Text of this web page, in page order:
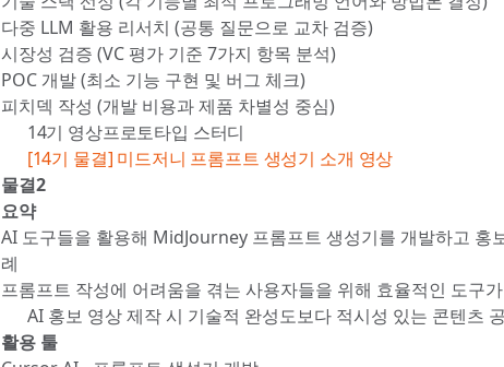
다중 LLM 활용 리서치 (공통 질문으로 교차 검증)
시장성 검증 (VC 평가 기준 7가지 항목 분석)
POC 개발 (최소 기능 구현 및 버그 체크)
피치덱 작성 (개발 비용과 제품 차별성 중심)
📚 14기 영상프로토타입 스터디
[14기 물결] 미드저니 프롬프트 생성기 소개 영상
물결2
요약
AI 도구들을 활용해 MidJourney 프롬프트 생성기를 개발하고 홍
례
프롬프트 작성에 어려움을 겪는 사용자들을 위해 효율적인 도구
🍯 AI 홍보 영상 제작 시 기술적 완성도보다 적시성 있는 콘텐츠
활용 툴